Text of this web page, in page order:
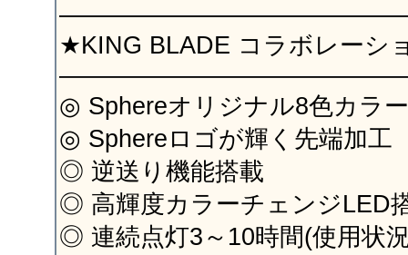
★KING BLADE コラボレーシ
◎ Sphereオリジナル8色カラ
◎ Sphereロゴが輝く先端加工
◎ 逆送り機能搭載
◎ 高輝度カラーチェンジLED
◎ 連続点灯3～10時間(使用状